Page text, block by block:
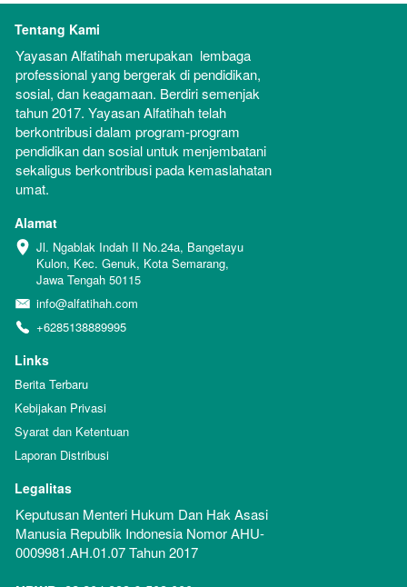
Tentang Kami
Yayasan Alfatihah merupakan  lembaga
professional yang bergerak di pendidikan,
sosial, dan keagamaan. Berdiri semenjak
tahun 2017. Yayasan Alfatihah telah
berkontribusi dalam program-program
pendidikan dan sosial untuk menjembatani
sekaligus berkontribusi pada kemaslahatan
umat.
Alamat
Jl. Ngablak Indah II No.24a, Bangetayu
Kulon, Kec. Genuk, Kota Semarang,
Jawa Tengah 50115
info@alfatihah.com
+6285138889995
Links
Berita Terbaru
Kebijakan Privasi
Syarat dan Ketentuan
Laporan Distribusi
Legalitas
Keputusan Menteri Hukum Dan Hak Asasi
Manusia Republik Indonesia Nomor AHU-
0009981.AH.01.07 Tahun 2017